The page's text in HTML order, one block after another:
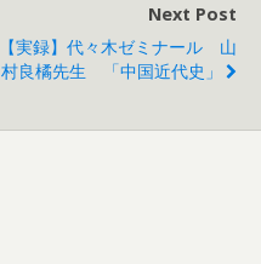
Next Post
【実録】代々木ゼミナール 山
村良橘先生 「中国近代史」